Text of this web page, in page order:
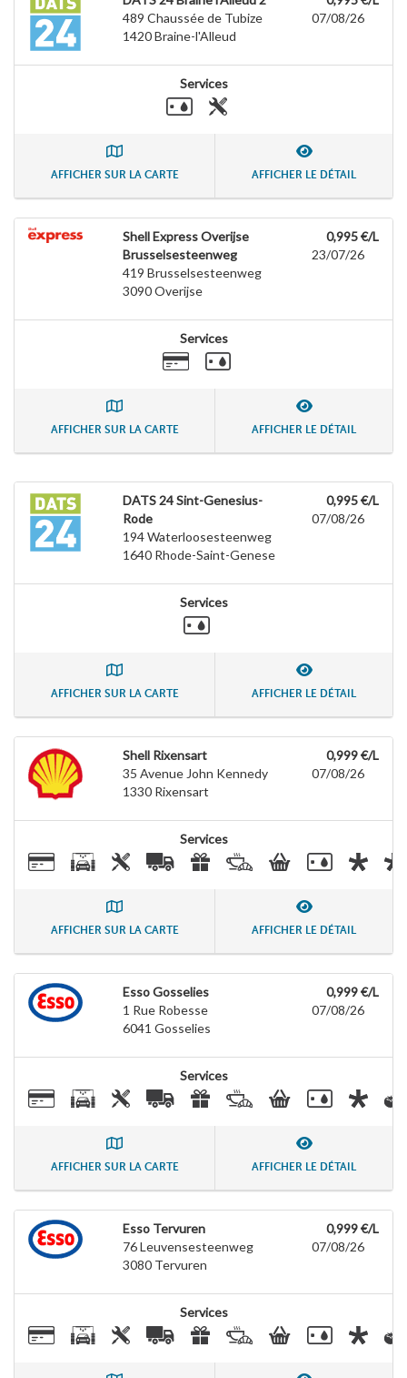
489 Chaussée de Tubize
1420Braine-l'Alleud
07/08/26
Services
AFFICHER SUR LA CARTE AFFICHER LE DÉTAIL
Shell Express Overijse
Brusselsesteenweg
419 Brusselsesteenweg
3090Overijse
0,995 €/L
23/07/26
Services
AFFICHER SUR LA CARTE AFFICHER LE DÉTAIL
DATS 24 Sint-Genesius-
Rode
194 Waterloosesteenweg
1640 Rhode-Saint-Genese
0,995 €/L
07/08/26
Services
AFFICHER SUR LA CARTE AFFICHER LE DÉTAIL
Shell Rixensart
35 Avenue John Kennedy
1330 Rixensart
0,999 €/L
07/08/26
Services
AFFICHER SUR LA CARTE AFFICHER LE DÉTAIL
Esso Gosselies
1 Rue Robesse
6041 Gosselies
0,999 €/L
07/08/26
Services
AFFICHER SUR LA CARTE AFFICHER LE DÉTAIL
Esso Tervuren
76 Leuvensesteenweg
3080 Tervuren
0,999 €/L
07/08/26
Services